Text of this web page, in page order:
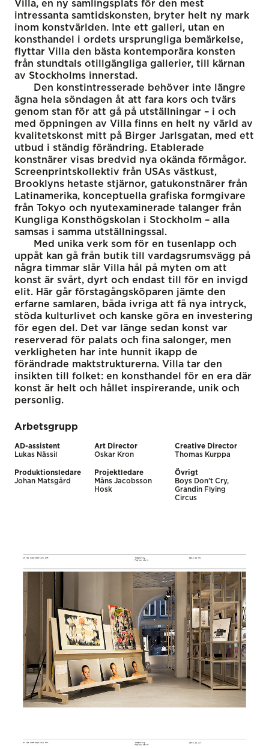
Villa, en ny samlingsplats för den mest
intressanta samtidskonsten, bryter helt ny mark
inom konstvärlden. Inte ett galleri, utan en
konsthandel i ordets ursprungliga bemärkelse,
flyttar Villa den bästa kontemporära konsten
från stundtals otillgängliga gallerier, till kärnan
av Stockholms innerstad.
Den konstintresserade behöver inte längre
ägna hela söndagen åt att fara kors och tvärs
genom stan för att gå på utställningar – i och
med öppningen av Villa finns en helt ny värld av
kvalitetskonst mitt på Birger Jarlsgatan, med ett
utbud i ständig förändring. Etablerade
konstnärer visas bredvid nya okända förmågor.
Screenprintskollektiv från USAs västkust,
Brooklyns hetaste stjärnor, gatukonstnärer från
Latinamerika, konceptuella grafiska formgivare
från Tokyo och nyutexaminerade talanger från
Kungliga Konsthögskolan i Stockholm – alla
samsas i samma utställningssal.
Med unika verk som för en tusenlapp och
uppåt kan gå från butik till vardagsrumsvägg på
några timmar slår Villa hål på myten om att
konst är svårt, dyrt och endast till för en invigd
elit. Här går förstagångsköparen jämte den
erfarne samlaren, båda ivriga att få nya intryck,
stöda kulturlivet och kanske göra en investering
för egen del. Det var länge sedan konst var
reserverad för palats och fina salonger, men
verkligheten har inte hunnit ikapp de
förändrade maktstrukturerna. Villa tar den
insikten till folket: en konsthandel för en era där
konst är helt och hållet inspirerande, unik och
personlig.
Arbetsgrupp
AD-assistent
Lukas Nässil
Art Director
Oskar Kron
Creative Director
Thomas Kurppa
Produktionsledare
Johan Matsgård
Projektledare
Måns Jacobsson
Hosk
Övrigt
Boys Don't Cry,
Grandin Flying
Circus